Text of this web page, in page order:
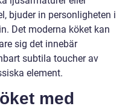
bjuder in personligheten i
Det moderna köket kan
sig det innebär
subtila toucher av
element.
med